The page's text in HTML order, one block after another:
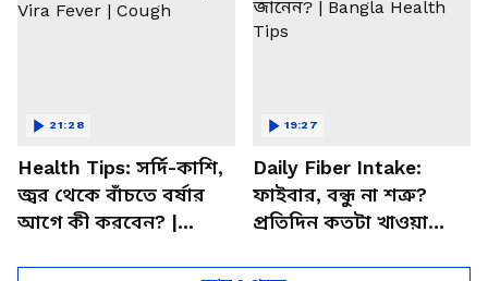
Health Tips: সর্দি-কাশি,
জ্বর থেকে বাঁচতে বর্ষার
আগে কী করবেন? |
21:28
Daily Fiber Intake:
ফাইবার, বন্ধু না শত্রু?
প্রতিদিন কতটা খাওয়া
Health Tips
19:27